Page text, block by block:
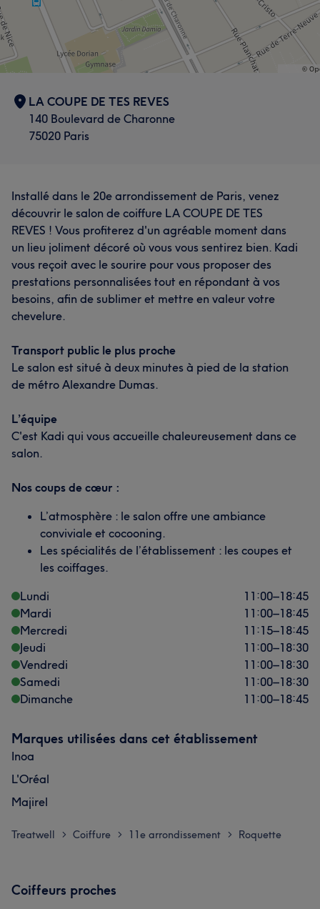
LA COUPE DE TES REVES
140 Boulevard de Charonne
75020 Paris
Installé dans le 20e arrondissement de Paris, venez
découvrir le salon de coiffure LA COUPE DE TES
REVES ! Vous profiterez d'un agréable moment dans
un lieu joliment décoré où vous vous sentirez bien. Kadi
vous reçoit avec le sourire pour vous proposer des
prestations personnalisées tout en répondant à vos
besoins, afin de sublimer et mettre en valeur votre
chevelure.
Transport public le plus proche
Le salon est situé à deux minutes à pied de la station
de métro Alexandre Dumas.
L’équipe
C'est Kadi qui vous accueille chaleureusement dans ce
salon.
Nos coups de cœur :
L’atmosphère : le salon offre une ambiance
conviviale et cocooning.
Les spécialités de l’établissement : les coupes et
les coiffages.
Lundi
11:00–18:45
Mardi
11:00–18:45
Mercredi
11:15–18:45
Jeudi
11:00–18:30
Vendredi
11:00–18:30
Samedi
11:00–18:30
Dimanche
11:00–18:45
Marques utilisées dans cet établissement
Inoa
L'Oréal
Majirel
Treatwell > Coiffure > 11e arrondissement > Roquette
Coiffeurs proches